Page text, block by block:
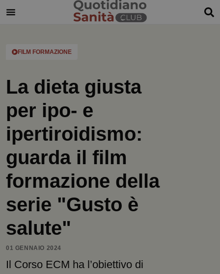
FILM FORMAZIONE
La dieta giusta
per ipo- e
ipertiroidismo:
guarda il film
formazione della
serie "Gusto è
salute"
01 GENNAIO 2024
Il Corso ECM ha l’obiettivo di